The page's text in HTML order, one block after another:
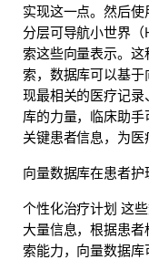
实现这一点。然后使
分层可导航小世界（
索这些向量表示。
索，数据库可以基
现最相关的医疗记
库的力量，临床助
关键患者信息，为医
向量数据库在患者护
个性化治疗计划 这
大量信息，根据患
索能力，向量数据